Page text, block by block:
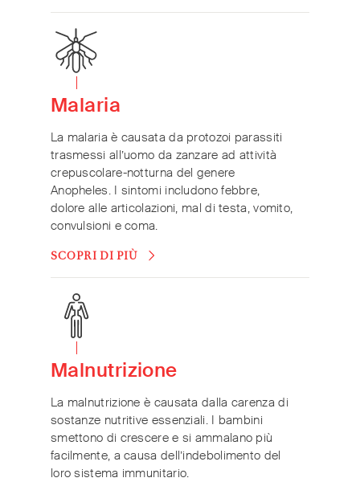
Malaria
La malaria è causata da protozoi parassiti
trasmessi all’uomo da zanzare ad attività
crepuscolare-notturna del genere
Anopheles. I sintomi includono febbre,
dolore alle articolazioni, mal di testa, vomito,
convulsioni e coma.
SCOPRI DI PIÙ
Malnutrizione
La malnutrizione è causata dalla carenza di
sostanze nutritive essenziali. I bambini
smettono di crescere e si ammalano più
facilmente, a causa dell’indebolimento del
loro sistema immunitario.